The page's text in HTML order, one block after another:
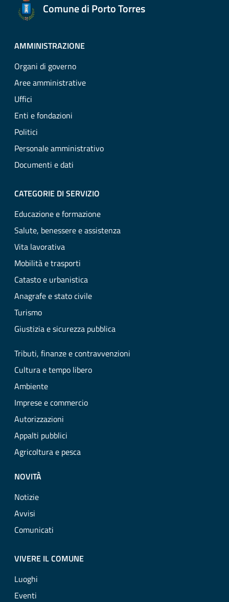
Comune di Porto Torres
AMMINISTRAZIONE
Organi di governo
Aree amministrative
Uffici
Enti e fondazioni
Politici
Personale amministrativo
Documenti e dati
CATEGORIE DI SERVIZIO
Educazione e formazione
Salute, benessere e assistenza
Vita lavorativa
Mobilità e trasporti
Catasto e urbanistica
Anagrafe e stato civile
Turismo
Giustizia e sicurezza pubblica
Tributi, finanze e contravvenzioni
Cultura e tempo libero
Ambiente
Imprese e commercio
Autorizzazioni
Appalti pubblici
Agricoltura e pesca
NOVITÀ
Notizie
Avvisi
Comunicati
VIVERE IL COMUNE
Luoghi
Eventi